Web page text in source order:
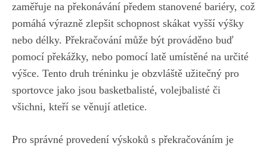
zaměřuje na překonávání předem stanovené ‌bariéry, což
pomáhá výrazně ⁣zlepšit schopnost skákat vyšší výšky⁤
nebo‍ délky. Překračování může být prováděno buď
pomocí překážky, nebo pomocí latě umístěné⁣ na určité
výšce. Tento druh tréninku ⁢je obzvláště užitečný pro
sportovce jako jsou basketbalisté, volejbalisté ‍či
všichni, kteří se věnují⁤ atletice.
Pro správné⁣ provedení výskoků s ⁤překračováním je⁤